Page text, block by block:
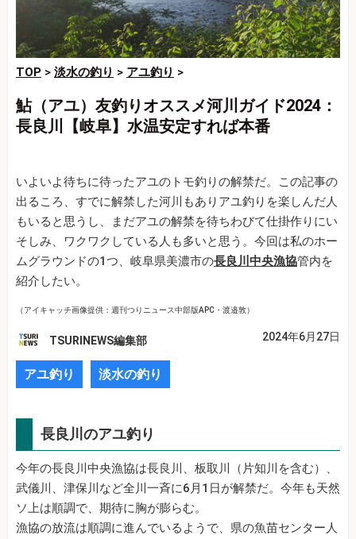
TOP > 淡水の釣り > アユ釣り >
鮎（アユ）友釣りオススメ河川ガイド2024：
長良川【岐阜】水温安定すれば本番
いよいよ待ちに待ったアユのトモ釣りの解禁だ。この記事の
出るころ、すでに解禁した河川もありアユ釣りを楽しんだ人
もいると思うし、まだアユの解禁を待ちわびて仕掛作りにい
そしみ、ワクワクしている人も多いと思う。今回は私のホー
ムグラウンドの1つ、岐阜県美濃市の長良川中央漁協管内を
紹介したい。
（アイキャッチ画像提供：週刊つりニュース中部版APC・渡邉敦）
TSURINEWS編集部 2024年6月27日
アユ釣り 淡水の釣り
長良川のアユ釣り
今年の長良川中央漁協は長良川、板取川（片知川を含む）、
武儀川、津保川など全川一斉に6月1日が解禁だ。今年も天然
ソ上は順調で、期待に胸が膨らむ。
漁協の放流は順調に進んでいるようで、県の魚苗センター人